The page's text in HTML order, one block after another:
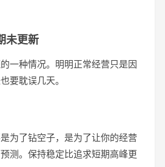
未更新
一种情况。明明正常经营只是因
要耽误几天。
为了钻空子，是为了让你的经营
测。保持稳定比追求短期高峰更